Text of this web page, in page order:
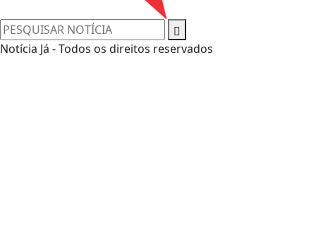
Notícia Já - Todos os direitos reservados